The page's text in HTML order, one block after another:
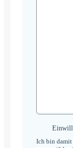
Ich bin damit